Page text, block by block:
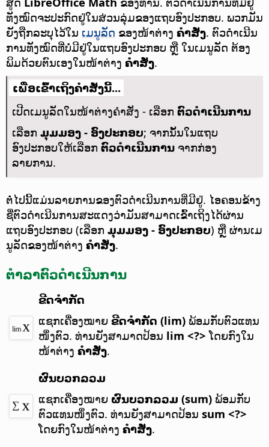
ທັງໝົດຈະປະກົດຢູ່ໃນສ່ວນລຸ່ມຂອງແຖບອົງປະກອບ. ພວກມັນ
ຍັງຖືກລະບຸໄວ້ໃນ ເມນູລັດ ຂອງໜ້າຕ່າງ ຄຳສັ່ງ. ຕົວດຳເນີນ
ການທັງໝົດທີ່ບໍ່ມີຢູ່ໃນແຖບອົງປະກອບ ຫຼື ໃນເມນູລັດ ຕ້ອງ
ພິມດ້ວຍຕົນເອງໃນໜ້າຕ່າງ ຄຳສັ່ງ.
ເພື່ອເຂົ້າເຖິງຄຳສັ່ງນີ້...
ເປີດເມນູລັດໃນໜ້າຕ່າງຄຳສັ່ງ - ເລືອກ ຕົວດຳເນີນການ
ເລືອກ ມຸມມອງ - ອົງປະກອບ; ຈາກນັ້ນໃນແຖບ
ອົງປະກອບໃຫ້ເລືອກ ຕົວດຳເນີນການຈາກກ່ອງ
ລາຍການ.
ຕໍ່ໄປນີ້ແມ່ນລາຍການຂອງຕົວດຳເນີນການທີ່ມີຢູ່. ໄອຄອນຂ້າງ
ຊື່ຕົວດຳເນີນການສະແດງວ່າມັນສາມາດເຂົ້າເຖິງໄດ້ຜ່ານ
ແຖບອົງປະກອບ (ເລືອກ ມຸມມອງ - ອົງປະກອບ) ຫຼື ຜ່ານເມ
ນູລັດຂອງໜ້າຕ່າງ ຄຳສັ່ງ.
ຕຳລາຕົວດຳເນີນການ
ຂີດຈຳກັດ
ແຊກເຄື່ອງໝາຍຂີດຈຳກັດ (lim) ພ້ອມກັບຕົວແທນ
ໜຶ່ງຕົວ. ທ່ານຍັງສາມາດປ້ອນ lim <?> ໂດຍກົງໃນ
ໜ້າຕ່າງຄຳສັ່ງ.
ຜົນບວກລວມ
ແຊກເຄື່ອງໝາຍ ຜົນບວກລວມ (sum) ພ້ອມກັບ
ຕົວແທນໜຶ່ງຕົວ. ທ່ານຍັງສາມາດປ້ອນsum <?>
ໂດຍກົງໃນໜ້າຕ່າງຄຳສັ່ງ.